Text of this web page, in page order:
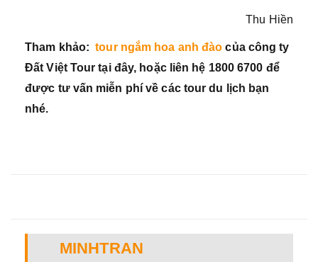
Thu Hiền
Tham khảo:tour ngắm hoa anh đào của công ty
Đất Việt Tour tại đây, hoặc liên hệ 1800 6700 để
được tư vấn miễn phí về các tour du lịch bạn
nhé.
MINHTRAN